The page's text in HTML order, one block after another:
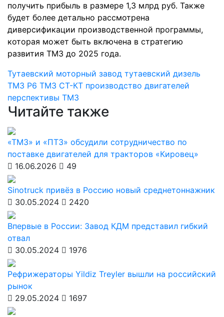
получить прибыль в размере 1,3 млрд руб. Также
будет более детально рассмотрена
диверсификации производственной программы,
которая может быть включена в стратегию
развития ТМЗ до 2025 года.
Тутаевский моторный завод тутаевский дизель
ТМЗ Р6 ТМЗ СТ-КТ производство двигателей
перспективы ТМЗ
Читайте также
«ТМЗ» и «ПТЗ» обсудили сотрудничество по
поставке двигателей для тракторов «Кировец»
16.06.2026
49
Sinotruck привёз в Россию новый среднетоннажник
30.05.2024
2420
Впервые в России: Завод КДМ представил гибкий
отвал
30.05.2024
1976
Рефрижераторы Yildiz Treyler вышли на российский
рынок
29.05.2024
1697